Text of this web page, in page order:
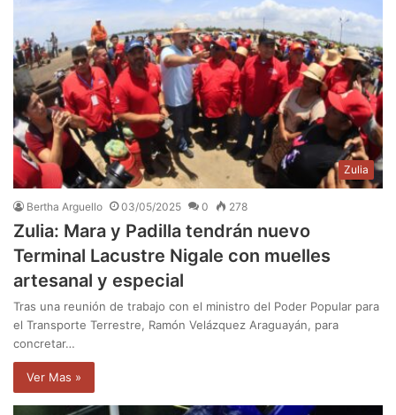
Zulia
Bertha Arguello 03/05/2025 0 278
Zulia: Mara y Padilla tendrán nuevo
Terminal Lacustre Nigale con muelles
artesanal y especial
Tras una reunión de trabajo con el ministro del Poder Popular para
el Transporte Terrestre, Ramón Velázquez Araguayán, para
concretar…
Ver Mas »